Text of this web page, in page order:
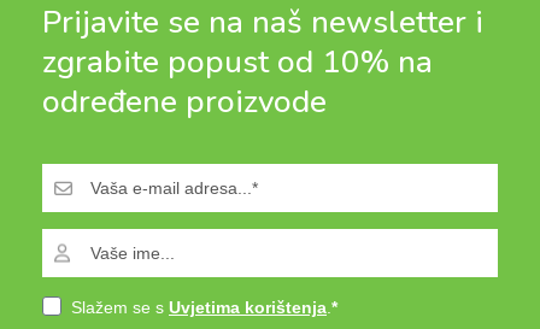
Prijavite se na naš newsletter i
zgrabite popust od 10% na
određene proizvode
Slažem se s Uvjetima korištenja.